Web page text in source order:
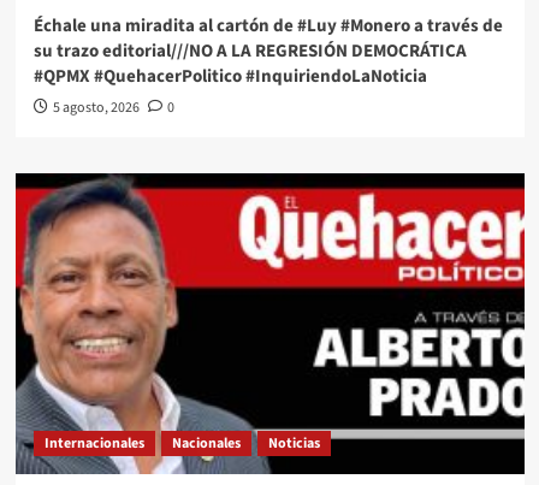
Échale una miradita al cartón de #Luy #Monero a través de
su trazo editorial///NO A LA REGRESIÓN DEMOCRÁTICA
#QPMX #QuehacerPolitico #InquiriendoLaNoticia
5 agosto, 2026 0
Internacionales Nacionales Noticias